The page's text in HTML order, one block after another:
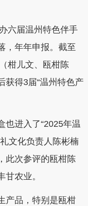
六届温州特色伴手
，年年申报。截至
柑儿文、瓯柑陈
获得3届“温州特色产
也进入了“2025年温
文化负责人陈彬楠
此次参评的瓯柑陈
农业。
产品，特别是瓯柑